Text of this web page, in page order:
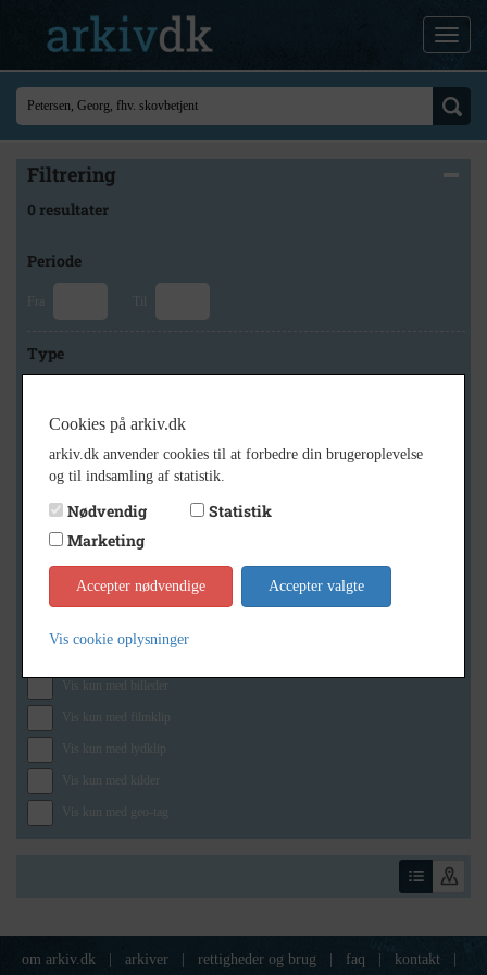
Filtrering
0 resultater
Periode
Fra Til
Type
Arkiv
Lokalarkivet Alsønderup -Tjæreby
Generelt
Vis kun med billeder
Vis kun med filmklip
Vis kun med lydklip
Vis kun med kilder
Vis kun med geo-tag
om arkiv.dk arkiver rettigheder og brug faq kontakt
Cookies på arkiv.dk
arkiv.dk anvender cookies til at forbedre din brugeroplevelse
og til indsamling af statistik.
Nødvendig
Statistik
Marketing
Accepter nødvendige Accepter valgte
Vis cookie oplysninger